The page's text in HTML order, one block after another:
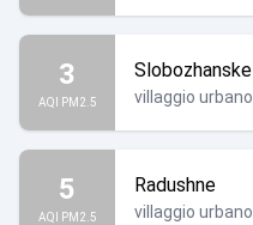
3
AQI PM2.5
Slobozhanske
villaggio urbano
5
AQI PM2.5
Radushne
villaggio urbano